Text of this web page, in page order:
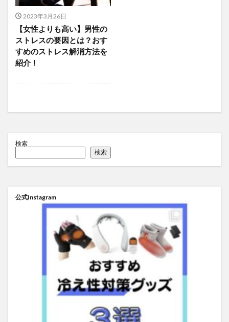
2023年3月26日
【女性よりも高い】男性の
ストレスの要因とは？おす
すめのストレス解消方法を
紹介！
検索
検索
公式Instagram